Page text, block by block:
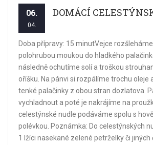
06.
04.
DOMÁCÍ
Doba přípravy: 15 minutVejce
polohrubou moukou do hladkého
následně ochutíme solí a troškou
oříšku. Na pánvi si rozpálíme trochu oleje
tenké palačinky z obou stran dozlatova.
vychladnout a poté je nakrájíme na
celestýnské nudle podáváme spolu s
polévkou. Poznámka: Do celestýnských
1 lžíci nasekané zelené petrželky či